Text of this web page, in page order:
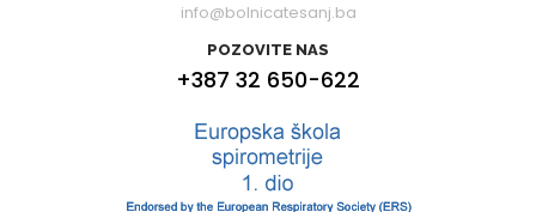
info@bolnicatesanj.ba
POZOVITE NAS
+387 32 650-622